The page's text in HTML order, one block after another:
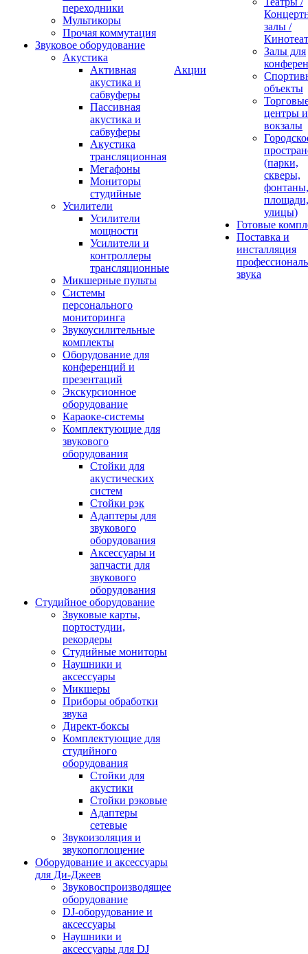
переходники
Мультикоры
Прочая коммутация
Звуковое оборудование
Акустика
Активная
акустика и
сабвуферы
Пассивная
акустика и
сабвуферы
Акустика
трансляционная
Мегафоны
Мониторы
студийные
Усилители
Усилители
мощности
Усилители и
контроллеры
трансляционные
Микшерные пульты
Системы
персонального
мониторинга
Звукоусилительные
комплекты
Оборудование для
конференций и
презентаций
Экскурсионное
оборудование
Караоке-системы
Комплектующие для
звукового
оборудования
Стойки для
акустических
систем
Стойки рэк
Адаптеры для
звукового
оборудования
Аксессуары и
запчасти для
звукового
оборудования
Студийное оборудование
Звуковые карты,
портостудии,
рекордеры
Студийные мониторы
Наушники и
аксессуары
Микшеры
Приборы обработки
звука
Директ-боксы
Комплектующие для
студийного
оборудования
Стойки для
акустики
Стойки рэковые
Адаптеры
сетевые
Звукоизоляция и
звукопоглощение
Оборудование и аксессуары
для Ди-Джеев
Звуковоспроизводящее
оборудование
DJ-оборудование и
аксессуары
Наушники и
аксессуары для DJ
Акции
залы /
Залы для
объекты
центры и
вокзалы
(парки,
скверы,
фонтаны,
площади,
улицы)
Готовые
Поставка и
инсталляция
звука